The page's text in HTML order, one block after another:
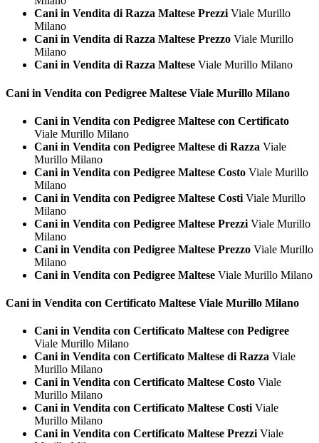
Cani in Vendita di Razza Maltese PrezziViale Murillo
Milano
Cani in Vendita di Razza Maltese Prezzo Viale Murillo
Milano
Cani in Vendita di Razza Maltese Viale Murillo Milano
Cani in Vendita con Pedigree Maltese Viale Murillo Milano
Cani in Vendita con Pedigree Maltese con Certificato
Viale Murillo Milano
Cani in Vendita con Pedigree Maltese di Razza Viale
Murillo Milano
Cani in Vendita con Pedigree Maltese Costo Viale Murillo
Milano
Cani in Vendita con Pedigree Maltese Costi Viale Murillo
Milano
Cani in Vendita con Pedigree Maltese Prezzi Viale Murillo
Milano
Cani in Vendita con Pedigree Maltese Prezzo Viale Murillo
Milano
Cani in Vendita con Pedigree Maltese Viale Murillo Milano
Cani in Vendita con Certificato Maltese Viale Murillo Milano
Cani in Vendita con Certificato Maltese con Pedigree
Viale Murillo Milano
Cani in Vendita con Certificato Maltese di Razza Viale
Murillo Milano
Cani in Vendita con Certificato Maltese Costo Viale
Murillo Milano
Cani in Vendita con Certificato Maltese CostiViale
Murillo Milano
Cani in Vendita con Certificato Maltese PrezziViale